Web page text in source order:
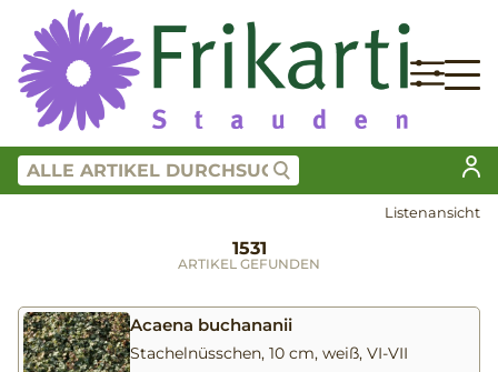
Listenansicht
1531
ARTIKEL GEFUNDEN
Acaena buchananii
Stachelnüsschen, 10 cm, weiß, VI-VII